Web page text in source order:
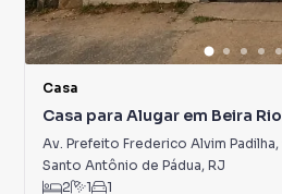
Casa
Casa para Alugar em Beira Rio
Av. Prefeito Frederico Alvim Padilha,
Santo Antônio de Pádua, RJ
2
1 1